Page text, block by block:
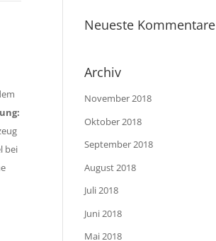
bei
Neueste Kommentare
Archiv
November 2018
Oktober 2018
September 2018
August 2018
Juli 2018
Juni 2018
Mai 2018